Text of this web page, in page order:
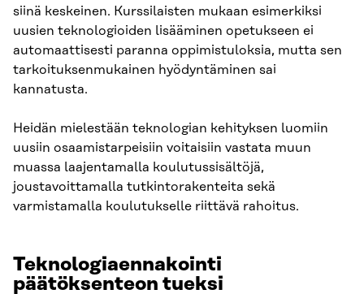
siinä keskeinen. Kurssilaisten mukaan esimerkiksi
uusien teknologioiden lisääminen opetukseen ei
automaattisesti paranna oppimistuloksia, mutta sen
tarkoituksenmukainen hyödyntäminen sai
kannatusta.
Heidän mielestään teknologian kehityksen luomiin
uusiin osaamistarpeisiin voitaisiin vastata muun
muassa laajentamalla koulutussisältöjä,
joustavoittamalla tutkintorakenteita sekä
varmistamalla koulutukselle riittävä rahoitus.
Teknologiaennakointi
päätöksenteon tueksi